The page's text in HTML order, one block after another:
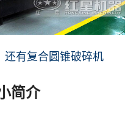
还有复合圆锥破碎机
简介